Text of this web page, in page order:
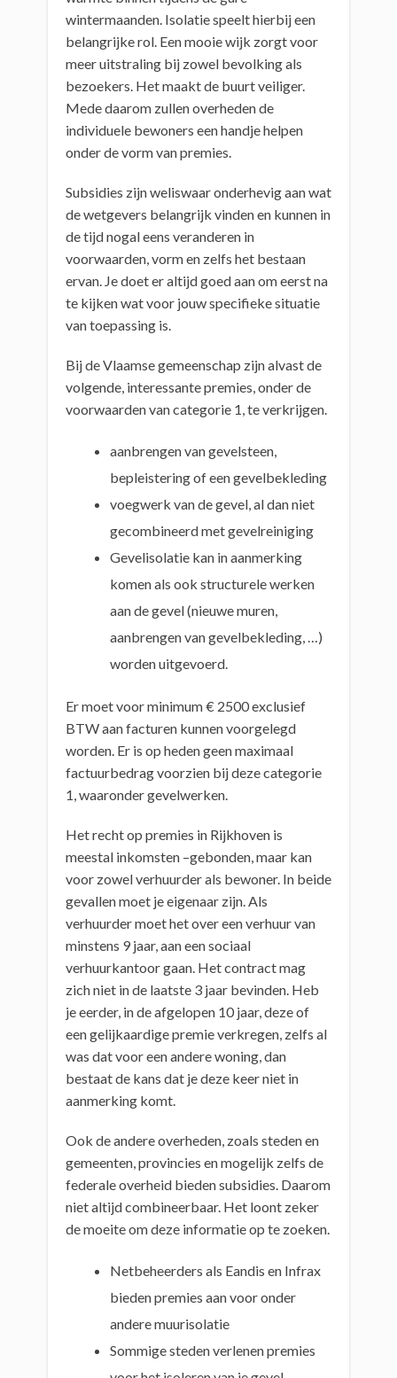
wintermaanden. Isolatie speelt hierbij een
belangrijke rol. Een mooie wijk zorgt voor
meer uitstraling bij zowel bevolking als
bezoekers. Het maakt de buurt veiliger.
Mede daarom zullen overheden de
individuele bewoners een handje helpen
onder de vorm van premies.
Subsidies zijn weliswaar onderhevig aan wat
de wetgevers belangrijk vinden en kunnen in
de tijd nogal eens veranderen in
voorwaarden, vorm en zelfs het bestaan
ervan. Je doet er altijd goed aan om eerst na
te kijken wat voor jouw specifieke situatie
van toepassing is.
Bij de Vlaamse gemeenschap zijn alvast de
volgende, interessante premies, onder de
voorwaarden van categorie 1, te verkrijgen.
aanbrengen van gevelsteen,
bepleistering of een gevelbekleding
voegwerk van de gevel, al dan niet
gecombineerd met gevelreiniging
Gevelisolatie kan in aanmerking
komen als ook structurele werken
aan de gevel (nieuwe muren,
aanbrengen van gevelbekleding, …)
worden uitgevoerd.
Er moet voor minimum € 2500 exclusief
BTW aan facturen kunnen voorgelegd
worden. Er is op heden geen maximaal
factuurbedrag voorzien bij deze categorie
1, waaronder gevelwerken.
Het recht op premies in Rijkhoven is
meestal inkomsten –gebonden, maar kan
voor zowel verhuurder als bewoner. In beide
gevallen moet je eigenaar zijn. Als
verhuurder moet het over een verhuur van
minstens 9 jaar, aan een sociaal
verhuurkantoor gaan. Het contract mag
zich niet in de laatste 3 jaar bevinden. Heb
je eerder, in de afgelopen 10 jaar, deze of
een gelijkaardige premie verkregen, zelfs al
was dat voor een andere woning, dan
bestaat de kans dat je deze keer niet in
aanmerking komt.
Ook de andere overheden, zoals steden en
gemeenten, provincies en mogelijk zelfs de
federale overheid bieden subsidies. Daarom
niet altijd combineerbaar. Het loont zeker
de moeite om deze informatie op te zoeken.
Netbeheerders als Eandis en Infrax
bieden premies aan voor onder
andere muurisolatie
Sommige steden verlenen premies